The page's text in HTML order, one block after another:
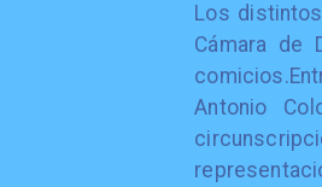
​Los
Cámara de
Antonio